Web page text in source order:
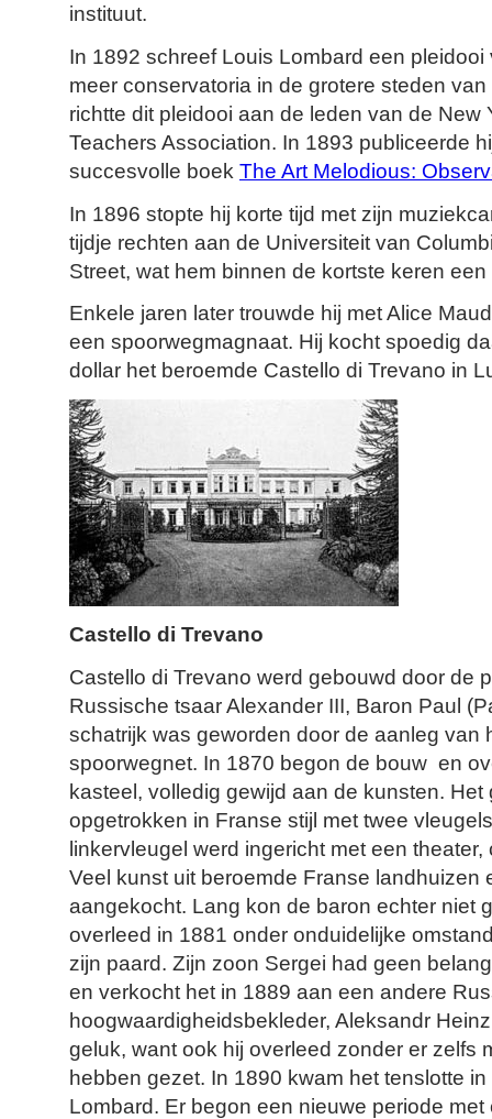
instituut.
In 1892 schreef Louis Lombard een
meer conservatoria in de grotere steden
richtte dit pleidooi aan de leden van de New
Teachers Association. In 1893 publiceerde
succesvolle boek The Art Melodious:
In 1896 stopte hij korte tijd met zijn
tijdje rechten aan de Universiteit van
Street, wat hem binnen de kortste keren
Enkele jaren later trouwde hij met Alice
een spoorwegmagnaat. Hij kocht spoedig
dollar het beroemde Castello di Trevano in
Castello di Trevano
Castello di Trevano werd gebouwd door de
Russische tsaar Alexander III, Baron Paul
schatrijk was geworden door de aanleg van
spoorwegnet. In 1870 begon de bouw en
kasteel, volledig gewijd aan de kunsten. Het
opgetrokken in Franse stijl met twee
linkervleugel werd ingericht met een
Veel kunst uit beroemde Franse landhuizen
aangekocht. Lang kon de baron echter niet
overleed in 1881 onder onduidelijke
zijn paard. Zijn zoon Sergei had geen
en verkocht het in 1889 aan een andere
hoogwaardigheidsbekleder, Aleksandr
geluk, want ook hij overleed zonder er zelfs
hebben gezet. In 1890 kwam het tenslotte
Lombard. Er begon een nieuwe periode met